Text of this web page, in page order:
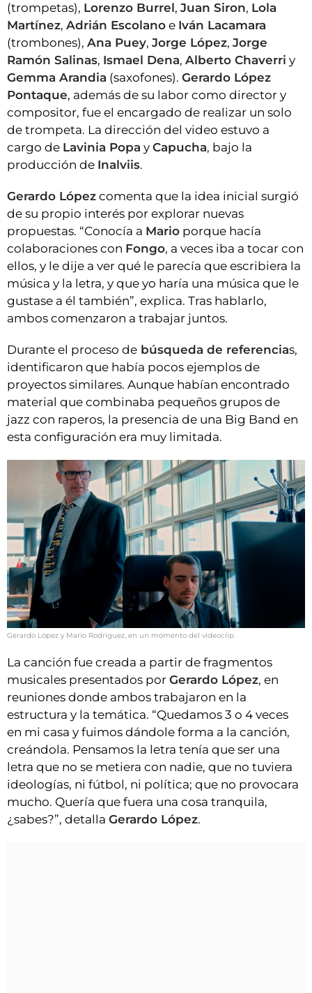
(trompetas), Lorenzo Burrel, Juan Siron, Lola
Martínez, Adrián Escolano e Iván Lacamara
(trombones), Ana Puey, Jorge López, Jorge
Ramón Salinas, Ismael Dena, Alberto Chaverri y
Gemma Arandia (saxofones). Gerardo López
Pontaque, además de su labor como director y
compositor, fue el encargado de realizar un solo
de trompeta. La dirección del video estuvo a
cargo de Lavinia Popa y Capucha, bajo la
producción de Inalviis.
Gerardo López comenta que la idea inicial surgió
de su propio interés por explorar nuevas
propuestas. “Conocía a Mario porque hacía
colaboraciones con Fongo, a veces iba a tocar con
ellos, y le dije a ver qué le parecía que escribiera la
música y la letra, y que yo haría una música que le
gustase a él también”, explica. Tras hablarlo,
ambos comenzaron a trabajar juntos.
Durante el proceso de búsqueda de referencias,
identificaron que había pocos ejemplos de
proyectos similares. Aunque habían encontrado
material que combinaba pequeños grupos de
jazz con raperos, la presencia de una Big Band en
esta configuración era muy limitada.
Gerardo López y Mario Rodríguez, en un momento del videoclip.
La canción fue creada a partir de fragmentos
musicales presentados por Gerardo López, en
reuniones donde ambos trabajaron en la
estructura y la temática. “Quedamos 3 o 4 veces
en mi casa y fuimos dándole forma a la canción,
creándola. Pensamos la letra tenía que ser una
letra que no se metiera con nadie, que no tuviera
ideologías, ni fútbol, ni política; que no provocara
mucho. Quería que fuera una cosa tranquila,
¿sabes?”, detalla Gerardo López.